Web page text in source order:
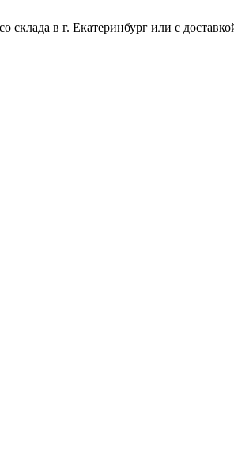
склада в г. Екатеринбург или с